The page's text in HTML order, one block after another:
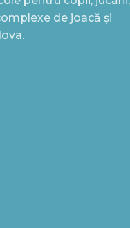
de joacă și